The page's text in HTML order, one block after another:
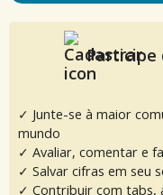
Participe
✓ Junte-se à maior
mundo
✓ Avaliar, comentar e
✓ Salvar cifras em seu
✓ Contribuir com tabs,